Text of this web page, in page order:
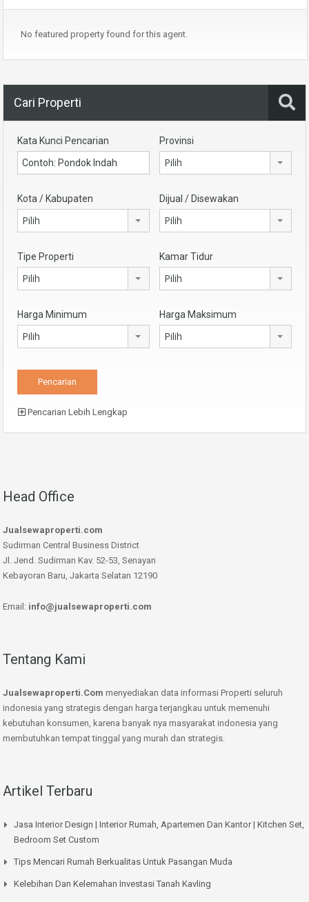
No featured property found for this agent.
Cari Properti
Kata Kunci Pencarian Provinsi
Pilih
Kota / Kabupaten
Pilih
Dijual / Disewakan
Pilih
Tipe Properti
Pilih
Kamar Tidur
Pilih
Harga Minimum
Pilih
Harga Maksimum
Pilih
Pencarian Lebih Lengkap
Head Office
Jualsewaproperti.com
Sudirman Central Business District
Jl. Jend. Sudirman Kav. 52-53, Senayan
Kebayoran Baru, Jakarta Selatan 12190
Email: info@jualsewaproperti.com
Tentang Kami
Jualsewaproperti.Com menyediakan data informasi Properti seluruh
indonesia yang strategis dengan harga terjangkau untuk memenuhi
kebutuhan konsumen, karena banyak nya masyarakat indonesia yang
membutuhkan tempat tinggal yang murah dan strategis.
Artikel Terbaru
Jasa Interior Design | Interior Rumah, Apartemen Dan Kantor | Kitchen Set,
Bedroom Set Custom
Tips Mencari Rumah Berkualitas Untuk Pasangan Muda
Kelebihan Dan Kelemahan Investasi Tanah Kavling